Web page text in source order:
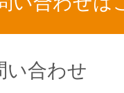
い合わせ